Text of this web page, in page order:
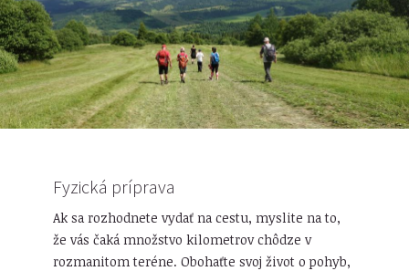
Fyzická príprava
Ak sa rozhodnete vydať na cestu, myslite na to,
že vás čaká množstvo kilometrov chôdze v
rozmanitom teréne. Obohaťte svoj život o pohyb,